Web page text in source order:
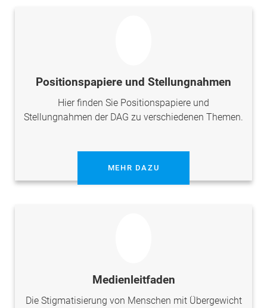
Positionspapiere und Stellungnahmen
Hier finden Sie Positionspapiere und
Stellungnahmen der DAG zu verschiedenen Themen.
MEHR DAZU
Medienleitfaden
Die Stigmatisierung von Menschen mit Übergewicht